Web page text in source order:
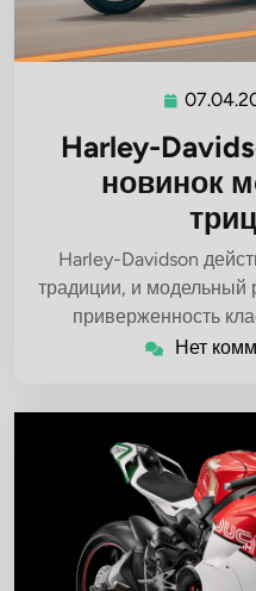
Harley-
новинок
Harley-Davidson
традиции, и модельный
приверженность
Нет